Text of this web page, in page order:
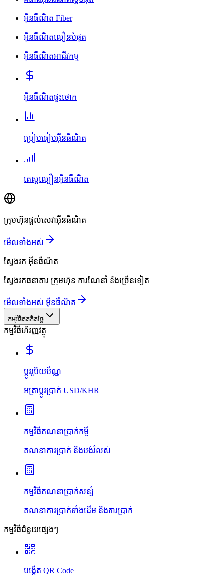
អ៊ីនធឺណិត Fiber
អ៊ីនធឺណិតលឿនបំផុត
អ៊ីនធឺណិតអាជីវកម្ម
អ៊ីនធឺណិតផ្ទះថោក
ប្រៀបធៀបអ៊ីនធឺណិត
តេស្តល្បឿនអ៊ីនធឺណិត
ក្រុមហ៊ុនផ្តល់សេវាអ៊ីនធឺណិត
មើលទាំងអស់
ស្វែងរក អ៊ីនធឺណិត
ស្វែងរកធនាគារ ក្រុមហ៊ុន ការណែនាំ និងច្រើនទៀត
មើលទាំងអស់ អ៊ីនធឺណិត
កម្មវិធីឥតគិតថ្លៃ
កម្មវិធីហិរញ្ញវត្ថុ
ប្ដូររូបិយប័ណ្ណ
អត្រាប្ដូរប្រាក់ USD/KHR
កម្មវិធីគណនាប្រាក់កម្ចី
គណនាការប្រាក់ និងបង់រំលស់
កម្មវិធីគណនាប្រាក់សន្សំ
គណនាការប្រាក់ទាំងដើម និងការប្រាក់
កម្មវិធីជំនួយផ្សេងៗ
បង្កើត QR Code